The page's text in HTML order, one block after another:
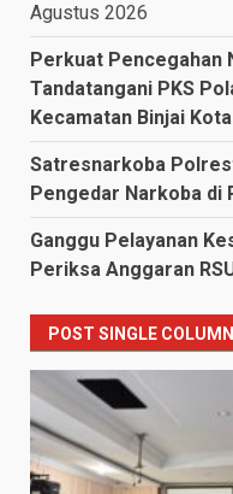
Agustus 2026
Perkuat Pencegahan
Tandatangani PKS
Kecamatan Binjai Kota
Satresnarkoba
Pengedar Narkoba di
Ganggu Pelayanan
Periksa Anggaran
POST SINGLE COLUMN